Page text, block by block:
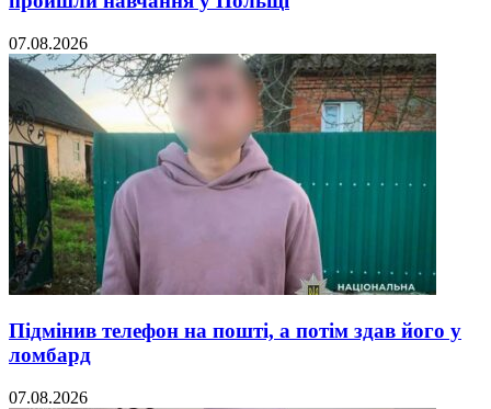
07.08.2026
Підмінив телефон на пошті, а потім здав його у
ломбард
07.08.2026